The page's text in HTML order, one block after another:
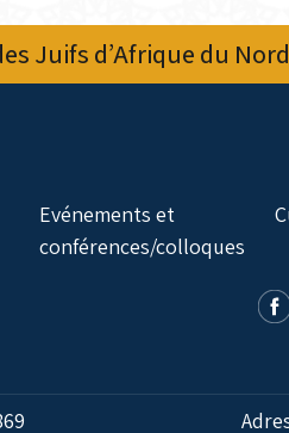
Juifs d’Afrique du
Evénements et
conférences/colloques